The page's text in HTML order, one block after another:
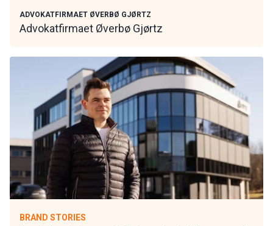
ADVOKATFIRMAET ØVERBØ GJØRTZ
Advokatfirmaet Øverbø Gjørtz
BRAND STORIES